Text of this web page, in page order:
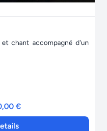
chant accompagné d'un
€